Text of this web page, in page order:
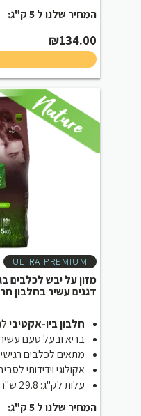
המחיר שלנו ל 5 ק"ג:
₪134.00
ULTRA PREMIUM
מזון על יבש לכלבים
דגנים עשיר בחלבון
חלבון ביו-אקטיבי
בריא ובעל טעם עשיר
מתאים לכלבים
אקולוגי וידידותי
עלות לק"ג: 29.8 ש"ח
המחיר שלנו ל 5 ק"ג: